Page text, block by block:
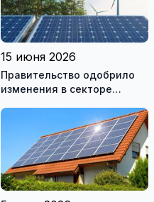
15 июня 2026
Правительство одобрило
изменения в секторе